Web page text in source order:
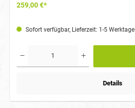
259,00 €*
Sofort verfügbar, Lieferzeit: 1-5 Werktage
Details